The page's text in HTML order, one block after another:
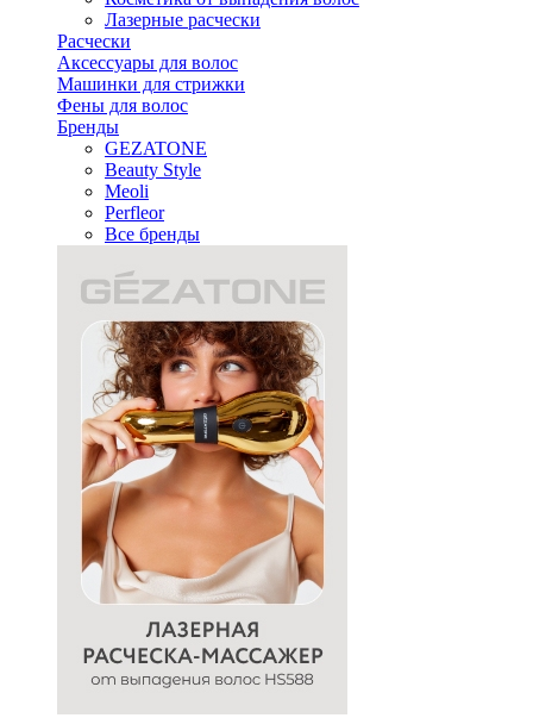
Лазерные расчески
Расчески
Аксессуары для волос
Машинки для стрижки
Фены для волос
Бренды
GEZATONE
Beauty Style
Meoli
Perfleor
Все бренды